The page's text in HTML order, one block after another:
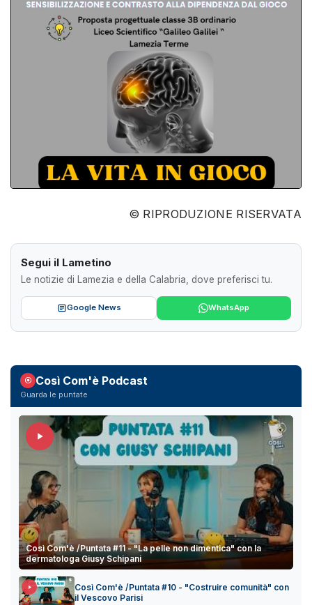
© RIPRODUZIONE RISERVATA
Segui il Lametino
Le notizie di Lamezia e della Calabria, dove preferisci tu.
Google News WhatsApp
Così Com'è Podcast
Guarda le puntate
Così Com'è /Puntata #11 - "La pelle non dimentica" con la
dermatologa Giusy Schipani
Così Com'è /Puntata #10 - "Costruire comunità" con
il Vescovo Parisi